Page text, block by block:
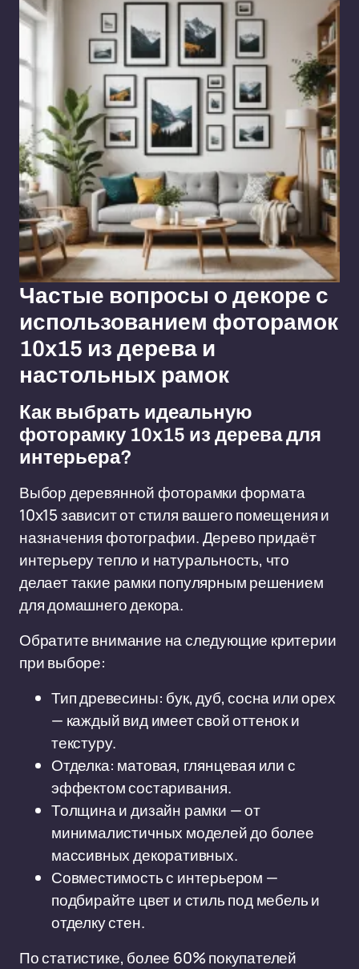
Частые вопросы о декоре с
использованием фоторамок
10x15 из дерева и
настольных рамок
Как выбрать идеальную
фоторамку 10x15 из дерева для
интерьера?
Выбор деревянной фоторамки формата
10x15 зависит от стиля вашего помещения и
назначения фотографии. Дерево придаёт
интерьеру тепло и натуральность, что
делает такие рамки популярным решением
для домашнего декора.
Обратите внимание на следующие критерии
при выборе:
Тип древесины: бук, дуб, сосна или орех
— каждый вид имеет свой оттенок и
текстуру.
Отделка: матовая, глянцевая или с
эффектом состаривания.
Толщина и дизайн рамки — от
минималистичных моделей до более
массивных декоративных.
Совместимость с интерьером —
подбирайте цвет и стиль под мебель и
отделку стен.
По статистике, более 60% покупателей